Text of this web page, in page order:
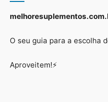
O seu guia para a escolha
Aproveitem!⚡